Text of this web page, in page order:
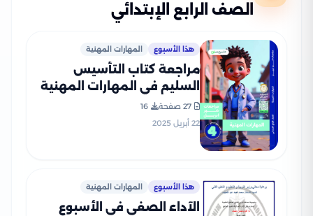
الصف الرابع الإبتدائي
هذا الأسبوع المهارات المهنية
مراجعة كتاب التأسيس
السليم في المهارات المهنية
لرابعة ابتدائي على مقرر شهر
أبريل 2025 بصيغة PDF
27 صفحة
16
22 أبريل 2025
هذا الأسبوع المهارات المهنية
الآداء الصفي في الأسبوع